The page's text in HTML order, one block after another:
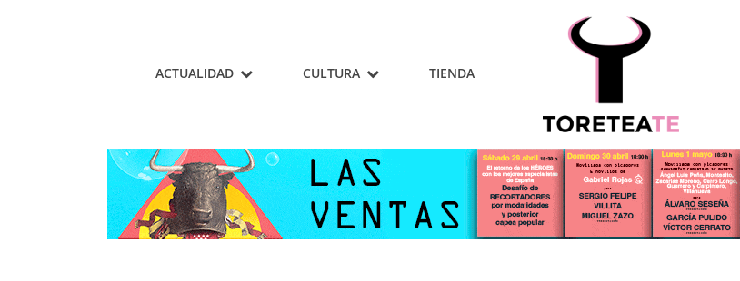
ACTUALIDAD CULTURA TIENDA